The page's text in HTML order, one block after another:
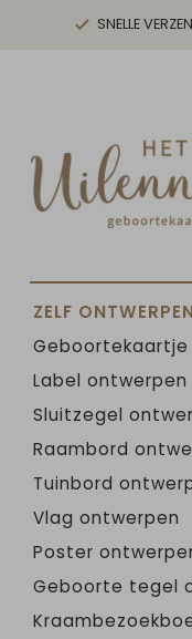
SNELLE
ZELF ONTWERPEN
Label ontwerpen
Sluitzegel
Raambord
Tuinbord
Vlag ontwerpen
Poster
Geboorte tegel